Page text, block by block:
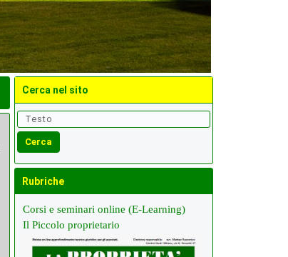
Cerca nel sito
Rubriche
Corsi e seminari online (E-Learning)
Il Piccolo proprietario